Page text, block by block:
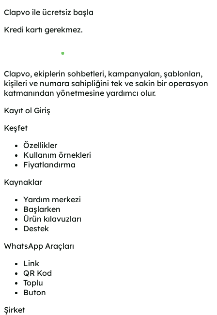
Clapvo ile ücretsiz başla
Kredi kartı gerekmez.
Clapvo, ekiplerin sohbetleri, kampanyaları, şablonları,
kişileri ve numara sahipliğini tek ve sakin bir operasyon
katmanından yönetmesine yardımcı olur.
Kayıt ol Giriş
Keşfet
Özellikler
Kullanım örnekleri
Fiyatlandırma
Kaynaklar
Yardım merkezi
Başlarken
Ürün kılavuzları
Destek
WhatsApp Araçları
Link
QR Kod
Toplu
Buton
Şirket